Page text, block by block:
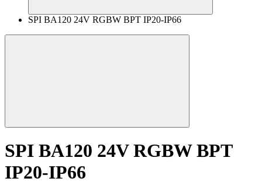
SPI BA120 24V RGBW BPT IP20-IP66
SPI BA120 24V RGBW BPT
IP20-IP66